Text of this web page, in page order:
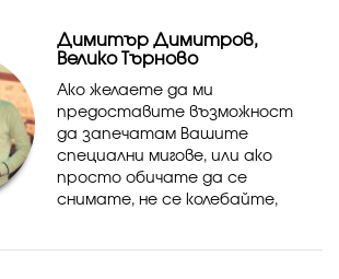
Димитър Димитров,
Велико Търново
Ако желаете да ми
предоставите възможност
да запечатам Вашите
специални мигове, или ако
просто обичате да се
снимате, не се колебайте,